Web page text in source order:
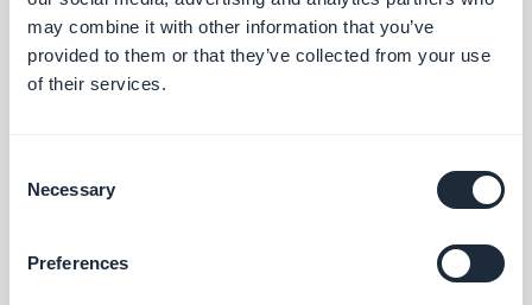
may combine it with other information that you’ve
provided to them or that they’ve collected from your use
of their services.
Selection
Necessary
Preferences
Fazit: Mit GoodBarber haben Sie immer einen
Ausweg, um die Nachfrage Ihrer Kunden zu
befriedigen! Wir ermutigen Sie, alle Optionen
durchführen und unser Team anfordern. Auf diese
Weise können Sie das Projekt Ihres Kunden